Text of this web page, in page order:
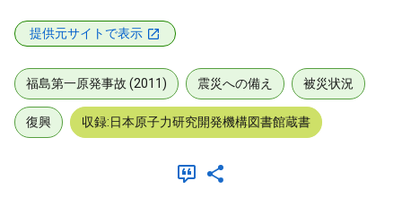
提供元サイトで表示
福島第一原発事故 (2011) 震災への備え 被災状況
復興 収録:日本原子力研究開発機構図書館蔵書